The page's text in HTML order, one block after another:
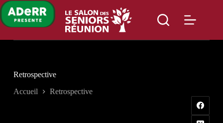
Passer
au
contenu
Retrospective
Accueil Retrospective